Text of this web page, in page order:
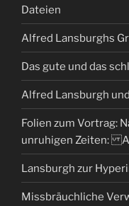
Dateien
Alfred Lansburghs
Das gute und das
Alfred Lansburgh
Folien zum Vortrag:
unruhigen Zeiten:
Lansburgh zur
Missbräuchliche